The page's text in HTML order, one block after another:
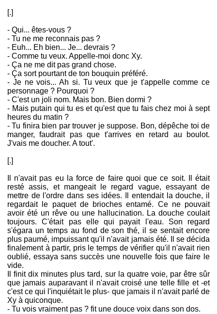
[.]
- Qui... êtes-vous ?
- Tu ne me reconnais pas ?
- Euh... Eh bien... Je... devrais ?
- Comme tu veux. Appelle-moi donc Xy.
- Ça ne me dit pas grand chose.
- Ça sort pourtant de ton bouquin préféré.
- Je ne vois... Ah si. Tu veux que je t'appelle comme ce
personnage ? Pourquoi ?
- C'est un joli nom. Mais bon. Bien dormi ?
- Mais putain qui tu es et qu'est que tu fais chez moi à sept
heures du matin ?
- Tu finira bien par trouver je suppose. Bon, dépêche toi de
manger, faudrait pas que t'arrives en retard au boulot.
J'vais me doucher. A tout'.
[.]
Il n'avait pas eu la force de faire quoi que ce soit. Il était
resté assis, et mangeait le regard vague, essayant de
mettre de l'ordre dans ses idées. Il entendait la douche, il
regardait le paquet de brioches entamé. Ce ne pouvait
avoir été un rêve ou une hallucination. La douche coulait
toujours. C'était pas elle qui payait l'eau. Son regard
s'égara un temps au fond de son thé, il se sentait encore
plus paumé, impuissant qu'il n'avait jamais été. Il se décida
finalement à partir, pris le temps de vérifier qu'il n'avait rien
oublié, essaya sans succès une nouvelle fois que faire le
vide.
Il finit dix minutes plus tard, sur la quatre voie, par être sûr
que jamais auparavant il n'avait croisé une telle fille et -et
c'est ce qui l'inquiétait le plus- que jamais il n'avait parlé de
Xy à quiconque.
- Tu vois vraiment pas ? fit une douce voix dans son dos.